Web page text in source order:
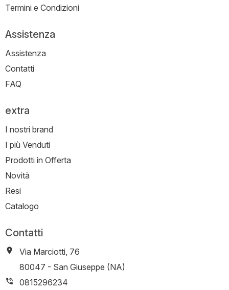
Termini e Condizioni
Assistenza
Assistenza
Contatti
FAQ
extra
I nostri brand
I più Venduti
Prodotti in Offerta
Novità
Resi
Catalogo
Contatti
Via Marciotti, 76
-
80047 - San Giuseppe (NA)
0815296234